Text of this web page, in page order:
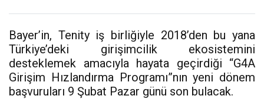
Bayer’in, Tenity iş birliğiyle 2018’den bu yana
Türkiye’deki girişimcilik ekosistemini
desteklemek amacıyla hayata geçirdiği “G4A
Girişim Hızlandırma Programı”nın yeni dönem
başvuruları 9 Şubat Pazar günü son bulacak.